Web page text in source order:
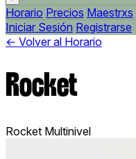
Horario Precios Maestrxs
Iniciar Sesión Registrarse
← Volver al Horario
Rocket
Rocket Multinivel